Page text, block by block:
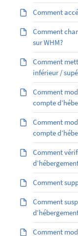
Comment
Comment
sur WHM?
Comment
inférieur /
Comment
compte
Comment
compte
Comment
Comment
Comment
Comment